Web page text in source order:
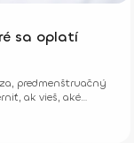
sa oplatí
predmenštruačný
ak vieš, aké